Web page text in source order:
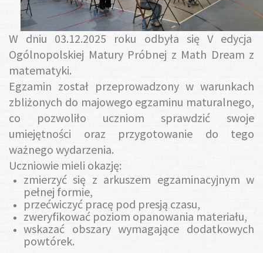
Projekty
Plan lekcji
Gotuj z nami
W dniu 03.12.2025 roku odbyła się V edycja
Ogólnopolskiej Matury Próbnej z Math Dream z
matematyki.
Egzamin został przeprowadzony w warunkach
zbliżonych do majowego egzaminu maturalnego,
co pozwoliło uczniom sprawdzić swoje
umiejętności oraz przygotowanie do tego
ważnego wydarzenia.
Uczniowie mieli okazję:
zmierzyć się z arkuszem egzaminacyjnym w
pełnej formie,
przećwiczyć pracę pod presją czasu,
zweryfikować poziom opanowania materiału,
wskazać obszary wymagające dodatkowych
powtórek.